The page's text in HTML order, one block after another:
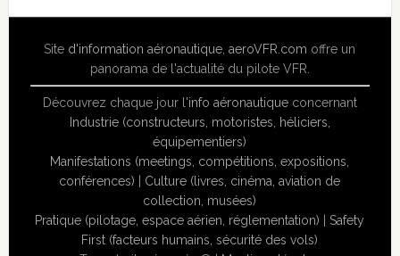
Site d'information aéronautique ,aeroVFR.com offre un
panorama de l'actualité du pilote VFR.
Découvrez chaque jour l'info aéronautiqueconcernant
Industrie (constructeurs, motoristes, héliciers,
équipementiers)
Manifestations (meetings, compétitions, expositions,
conférences)
Culture (livres, cinéma, aviation de
collection, musées)
Pratique (pilotage, espace aérien, réglementation) |Safety
First (facteurs humains, sécurité des vols)